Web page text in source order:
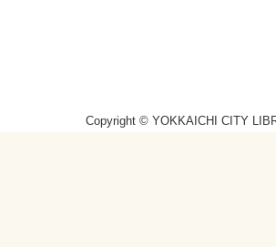
Copyright © YOKKAICHI CITY